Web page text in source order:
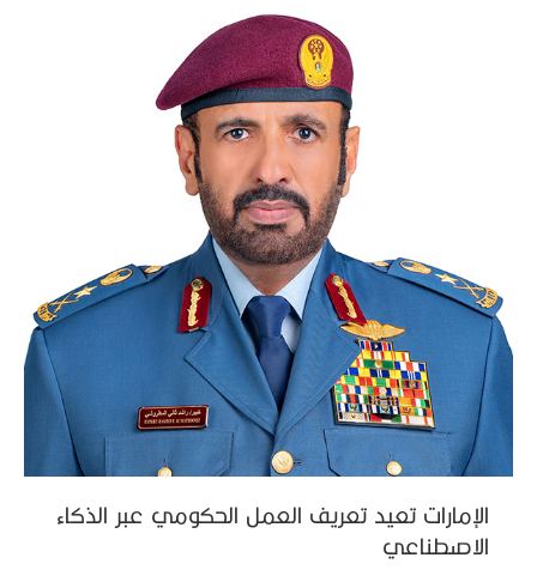
الإمارات تعيد تعريف العمل الحكومي عبر الذكاء
الاصطناعي